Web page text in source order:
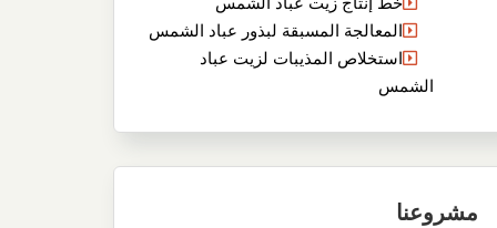
المعالجة المسبقة لبذور عباد الشمس
استخلاص المذيبات لزيت عباد
الشمس
مشروعنا